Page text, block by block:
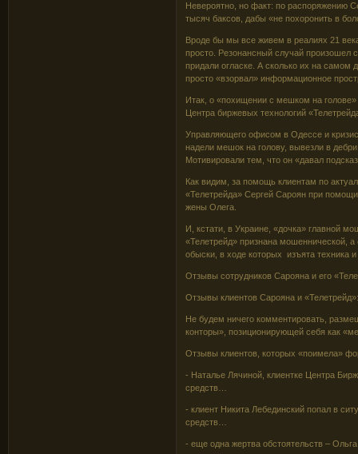
Невероятно, но факт: по распоряжению
тысяч баксов, дабы «не похоронить в
Вроде бы мы все живем в реалиях 21
просто. Резонансный случай произошел
придали огласке. А сколько их на самом
просто «взорвал» информационное
Итак, о «похищении с мешком на
Центра биржевых технологий
Управляющего офисом в Одессе и
надели мешок на голову, вывезли в
Мотивировали тем, что он «давал
Как видим, за помощь клиентам по
«Телетрейда» Сергей Сароян при
жены Олега.
И, кстати, в Украине, «дочка» главной
«Телетрейд» признана мошеннической,
обыски, в ходе которых изъята техника
Отзывы сотрудников Сарояна и его
Отзывы клиентов Сарояна и
Не будем ничего комментировать,
конторы», позиционирующей себя как
Отзывы клиентов, которых «поимела»
- Наталье Лячиной, клиентке Центра
средств…
- клиент Никита Лебединский попал в
средств…
- еще одна жертва обстоятельств –